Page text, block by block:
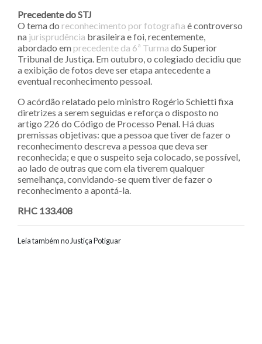
Precedente do STJ
O tema do reconhecimento por fotografia é controverso
na jurisprudência brasileira e foi, recentemente,
abordado em precedente da 6ª Turma do Superior
Tribunal de Justiça. Em outubro, o colegiado decidiu que
a exibição de fotos deve ser etapa antecedente a
eventual reconhecimento pessoal.
O acórdão relatado pelo ministro Rogério Schietti fixa
diretrizes a serem seguidas e reforça o disposto no
artigo 226 do Código de Processo Penal. Há duas
premissas objetivas: que a pessoa que tiver de fazer o
reconhecimento descreva a pessoa que deva ser
reconhecida; e que o suspeito seja colocado, se possível,
ao lado de outras que com ela tiverem qualquer
semelhança, convidando-se quem tiver de fazer o
reconhecimento a apontá-la.
RHC 133.408
Leia também no Justiça Potiguar